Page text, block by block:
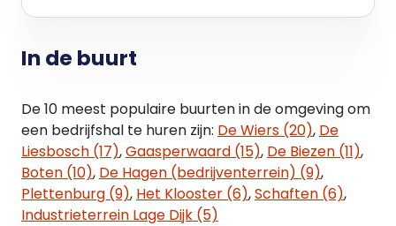
Opleveringsniveau en voorzieningen
- vrije hoogte circa 6 m;
- overheaddeur 2,5 x 2,5 m;
- pantry;
- trap;
- vide;
- krachtstroom.
In de buurt
De 10 meest populaire buurten in de omgeving om
een bedrijfshal te huren zijn: De Wiers (20), De
Liesbosch (17),Gaasperwaard (15), De Biezen (11),
Boten (10), De Hagen (bedrijventerrein) (9),
Plettenburg (9), Het Klooster (6),Schaften (6),
Industrieterrein Lage Dijk (5)